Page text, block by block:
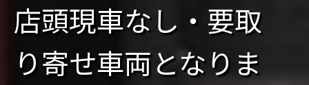
店頭現車なし・要取
り寄せ車両となりま